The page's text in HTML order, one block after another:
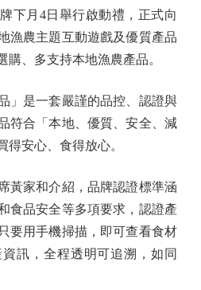
下月4日舉行啟動禮，正式向
漁農主題互動遊戲及優質產品
購、多支持本地漁農產品。
是一套嚴謹的品控、認證與
符合「本地、優質、安全、減
得安心、食得放心。
家和介紹，品牌認證標準涵
食品安全等多項要求，認證產
要用手機掃描，即可查看食材
訊，全程透明可追溯，如同